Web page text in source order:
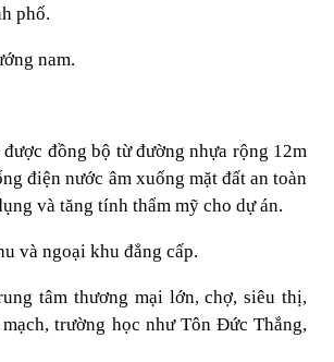
phố.
nam.
được đồng bộ từ đường nhựa rộng 12m
điện nước âm xuống mặt đất an toàn
và tăng tính thẩm mỹ cho dự án.
và ngoại khu đẳng cấp.
tâm thương mại lớn, chợ, siêu thị,
trường học như Tôn Đức Thắng,